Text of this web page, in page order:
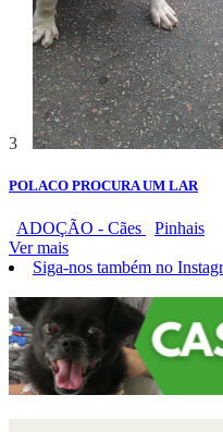
3
POLACO PROCURA UM LAR
ADOÇÃO - Cães
Pinhais
Ver mais
Siga-nos também no